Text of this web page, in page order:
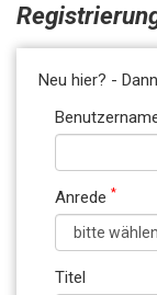
Neu hier? -
Anrede *
Titel